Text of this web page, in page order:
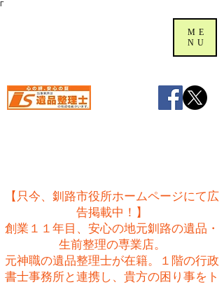
Γ
【只今、釧路市役所ホームページにて広
告掲載中！】
創業１１年目、安心の地元釧路の遺品・
生前整理の専業店。
​元神職の遺品整理士が在籍。１階の行政
書士事務所と連携し、貴方の困り事をト
ME
NU